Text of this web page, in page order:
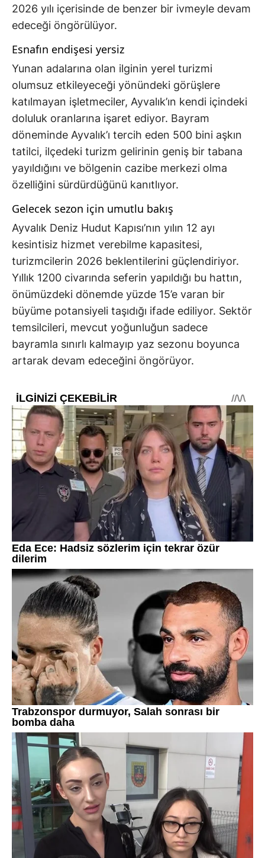
2026 yılı içerisinde de benzer bir ivmeyle devam
edeceği öngörülüyor.
Esnafın endişesi yersiz
Yunan adalarına olan ilginin yerel turizmi
olumsuz etkileyeceği yönündeki görüşlere
katılmayan işletmeciler, Ayvalık’ın kendi içindeki
doluluk oranlarına işaret ediyor. Bayram
döneminde Ayvalık’ı tercih eden 500 bini aşkın
tatilci, ilçedeki turizm gelirinin geniş bir tabana
yayıldığını ve bölgenin cazibe merkezi olma
özelliğini sürdürdüğünü kanıtlıyor.
Gelecek sezon için umutlu bakış
Ayvalık Deniz Hudut Kapısı’nın yılın 12 ayı
kesintisiz hizmet verebilme kapasitesi,
turizmcilerin 2026 beklentilerini güçlendiriyor.
Yıllık 1200 civarında seferin yapıldığı bu hattın,
önümüzdeki dönemde yüzde 15’e varan bir
büyüme potansiyeli taşıdığı ifade ediliyor. Sektör
temsilcileri, mevcut yoğunluğun sadece
bayramla sınırlı kalmayıp yaz sezonu boyunca
artarak devam edeceğini öngörüyor.